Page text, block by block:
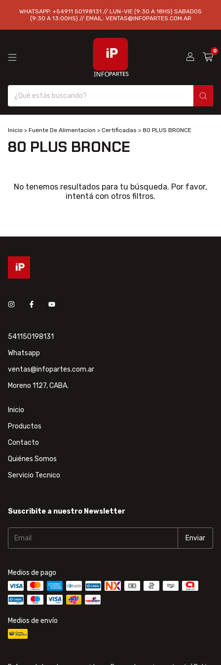
WHATSAPP: +54911 50198131 // LUN-VIE (9:30 A 18HS) SABADOS
(9:30 A 13:00HS) // EMAIL: VENTAS@INFOPARTES.COM.AR
0
Inicio > Fuente De Alimentacion > Certificadas > 80 PLUS BRONCE
80 PLUS BRONCE
No tenemos resultados para tu búsqueda. Por favor,
intentá con otros filtros.
541150198131
Whatsapp
ventas@infopartes.com.ar
Moreno 1127, CABA.
Inicio
Productos
Contacto
Quiénes Somos
Servicio Tecnico
Suscribite a nuestro Newsletter
Medios de pago
Medios de envío